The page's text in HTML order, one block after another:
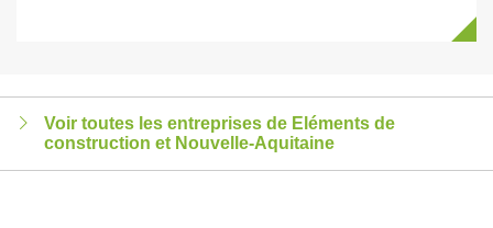
Voir toutes les entreprises de Eléments de
construction et Nouvelle-Aquitaine